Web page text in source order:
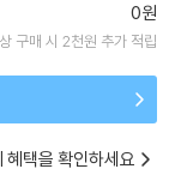
0원
구매 시 2천원 추가 적립
택을 확인하세요